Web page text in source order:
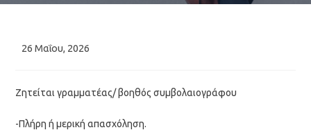
Post
26 Μαΐου, 2026
Ζητείται γραμματέας/ βοηθός συμβολαιογράφου
-Πλήρη ή μερική απασχόληση.